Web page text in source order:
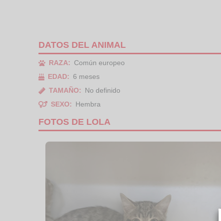
DATOS DEL ANIMAL
RAZA:
Común europeo
EDAD:
6 meses
TAMAÑO:
No definido
SEXO:
Hembra
FOTOS DE LOLA